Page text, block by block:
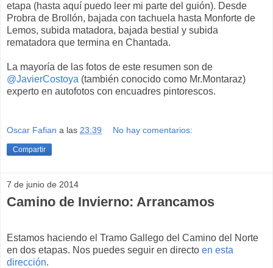
etapa (hasta aquí puedo leer mi parte del guión). Desde
Probra de Brollón, bajada con tachuela hasta Monforte de
Lemos, subida matadora, bajada bestial y subida
rematadora que termina en Chantada.
La mayoría de las fotos de este resumen son de
@JavierCostoya (también conocido como Mr.Montaraz)
experto en autofotos con encuadres pintorescos.
Oscar Fafian a las 23:39 No hay comentarios:
Compartir
7 de junio de 2014
Camino de Invierno: Arrancamos
Estamos haciendo el Tramo Gallego del Camino del Norte
en dos etapas. Nos puedes seguir en directo en esta
dirección.